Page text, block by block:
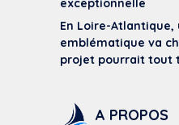
exceptionnelle
En Loire-Atlantique,
emblématique va
projet pourrait tout
A PROPOS